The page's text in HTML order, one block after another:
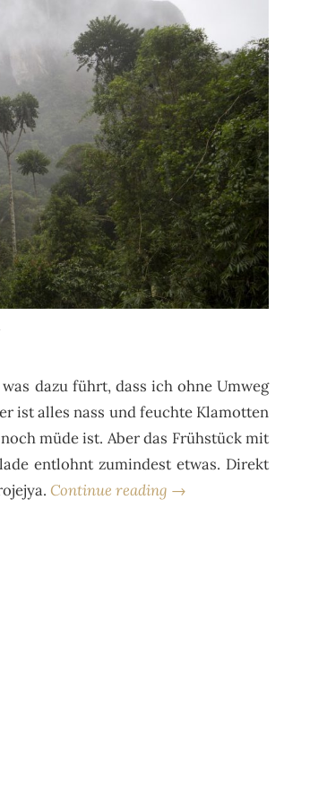
dazu führt, dass ich ohne Umweg
ist alles nass und feuchte Klamotten
müde ist. Aber das Frühstück mit
entlohnt zumindest etwas. Direkt
Continue reading →